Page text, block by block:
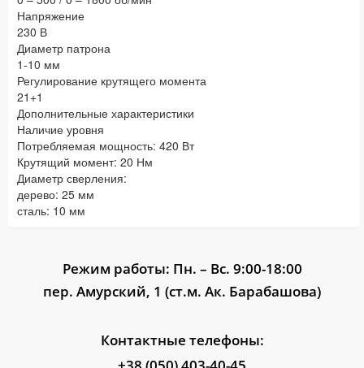
Напряжение
230 В
Диаметр патрона
1-10 мм
Регулирование крутящего момента
21+1
Дополнительные характеристики
Наличие уровня
Потребляемая мощность: 420 Вт
Крутящий момент: 20 Нм
Диаметр сверления:
дерево: 25 мм
сталь: 10 мм
Режим работы: Пн. – Вс. 9:00-18:00
пер. Амурский, 1 (ст.м. Ак. Барабашова)
Контактные телефоны: